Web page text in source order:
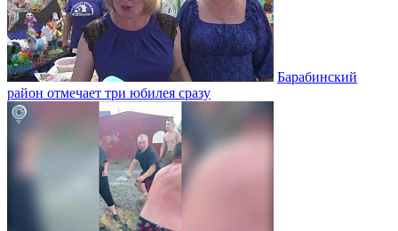
Барабинский
район отмечает три юбилея сразу